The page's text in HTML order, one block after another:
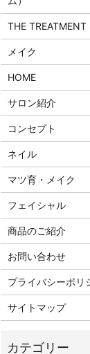
THE TREATMENT
メイク
HOME
サロン紹介
コンセプト
ネイル
マツ育・メイク
フェイシャル
商品のご紹介
お問い合わせ
プライバシーポリ
サイトマップ